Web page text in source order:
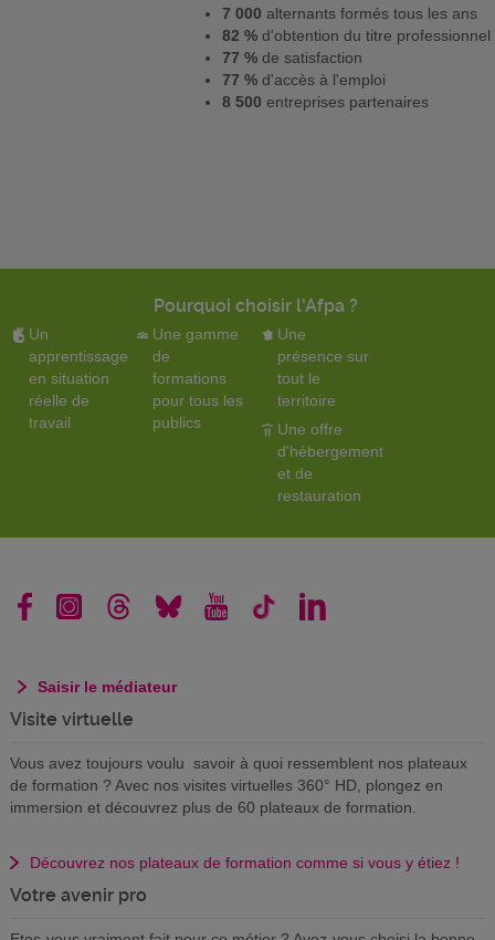
7 000alternants formés tous les ans
82 % d'obtention du titre professionnel
77 % de satisfaction
77 % d'accès à l'emploi
8 500 entreprises partenaires
Pourquoi choisir l'Afpa ?
Un
apprentissage
en situation
réelle de
travail
Une gamme
de
formations
pour tous les
publics
Une
présence sur
tout le
territoire
Une offre
d'hébergement
et de
restauration
Saisir le médiateur
Visite virtuelle
Vous avez toujours voulu savoir à quoi ressemblent nos plateaux
de formation ? Avec nos visites virtuelles 360° HD, plongez en
immersion et découvrez plus de 60 plateaux de formation.
Découvrez nos plateaux de formation comme si vous y étiez !
Votre avenir pro